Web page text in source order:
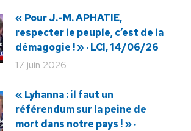
« Pour J.-M. APHATIE,
respecter le peuple, c’est de la
démagogie ! » · LCI, 14/06/26
17 juin 2026
« Lyhanna : il faut un
référendum sur la peine de
mort dans notre pays ! » ·